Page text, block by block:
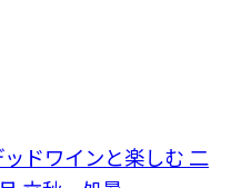
ドワインと楽しむ 二